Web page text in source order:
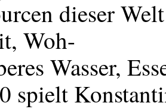
dieser
Woh-
Wasser,
spielt